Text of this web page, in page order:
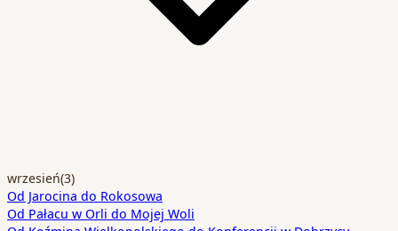
wrzesień(3)
Od Jarocina do Rokosowa
Od Pałacu w Orli do Mojej Woli